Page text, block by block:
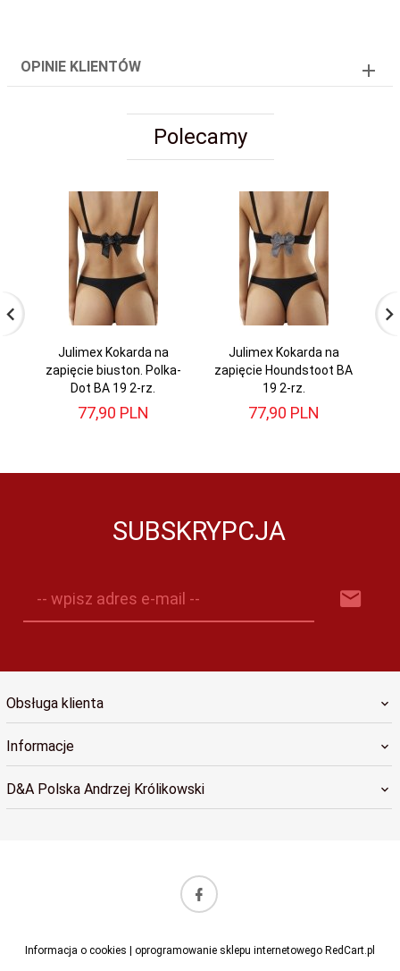
OPINIE KLIENTÓW
Polecamy
Julimex Kokarda na
zapięcie biuston. Polka-
Dot BA 19 2-rz.
77,90 PLN
Julimex Kokarda na
zapięcie Houndstoot BA
19 2-rz.
77,90 PLN
SUBSKRYPCJA
-- wpisz adres e-mail --
Obsługa klienta
Informacje
D&A Polska Andrzej Królikowski
Informacja o cookies | oprogramowanie sklepu internetowego RedCart.pl